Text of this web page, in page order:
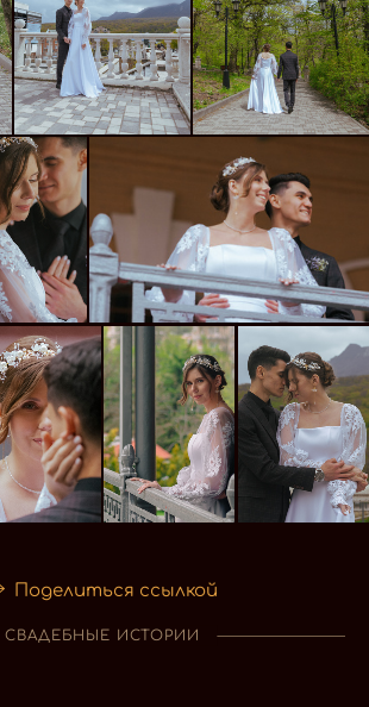
Поделиться ссылкой
СВАДЕБНЫЕ ИСТОРИИ